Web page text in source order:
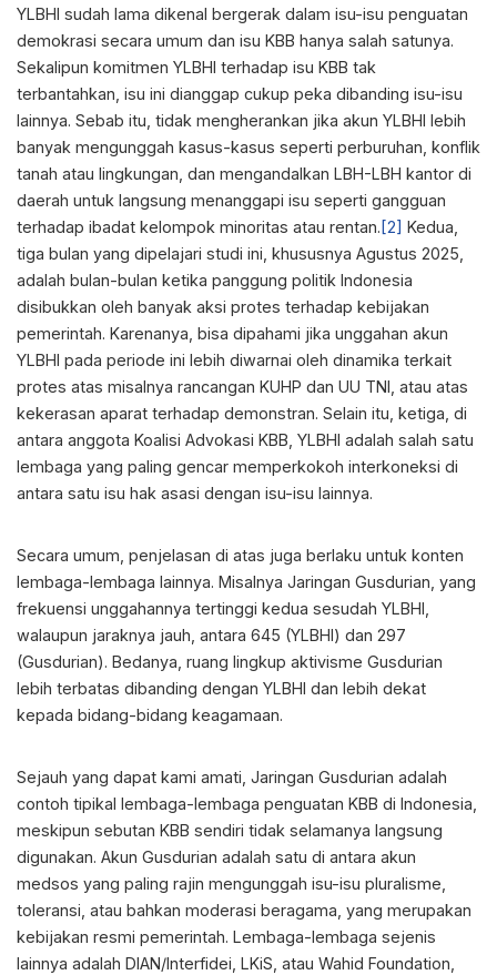
YLBHI sudah lama dikenal bergerak dalam isu-isu penguatan
demokrasi secara umum dan isu KBB hanya salah satunya.
Sekalipun komitmen YLBHI terhadap isu KBB tak
terbantahkan, isu ini dianggap cukup peka dibanding isu-isu
lainnya. Sebab itu, tidak mengherankan jika akun YLBHI lebih
banyak mengunggah kasus-kasus seperti perburuhan, konflik
tanah atau lingkungan, dan mengandalkan LBH-LBH kantor di
daerah untuk langsung menanggapi isu seperti gangguan
terhadap ibadat kelompok minoritas atau rentan. [2] Kedua,
tiga bulan yang dipelajari studi ini, khususnya Agustus 2025,
adalah bulan-bulan ketika panggung politik Indonesia
disibukkan oleh banyak aksi protes terhadap kebijakan
pemerintah. Karenanya, bisa dipahami jika unggahan akun
YLBHI pada periode ini lebih diwarnai oleh dinamika terkait
protes atas misalnya rancangan KUHP dan UU TNI, atau atas
kekerasan aparat terhadap demonstran. Selain itu, ketiga, di
antara anggota Koalisi Advokasi KBB, YLBHI adalah salah satu
lembaga yang paling gencar memperkokoh interkoneksi di
antara satu isu hak asasi dengan isu-isu lainnya.
Secara umum, penjelasan di atas juga berlaku untuk konten
lembaga-lembaga lainnya. Misalnya Jaringan Gusdurian, yang
frekuensi unggahannya tertinggi kedua sesudah YLBHI,
walaupun jaraknya jauh, antara 645 (YLBHI) dan 297
(Gusdurian). Bedanya, ruang lingkup aktivisme Gusdurian
lebih terbatas dibanding dengan YLBHI dan lebih dekat
kepada bidang-bidang keagamaan.
Sejauh yang dapat kami amati, Jaringan Gusdurian adalah
contoh tipikal lembaga-lembaga penguatan KBB di Indonesia,
meskipun sebutan KBB sendiri tidak selamanya langsung
digunakan. Akun Gusdurian adalah satu di antara akun
medsos yang paling rajin mengunggah isu-isu pluralisme,
toleransi, atau bahkan moderasi beragama, yang merupakan
kebijakan resmi pemerintah. Lembaga-lembaga sejenis
lainnya adalah DIAN/Interfidei, LKiS, atau Wahid Foundation,